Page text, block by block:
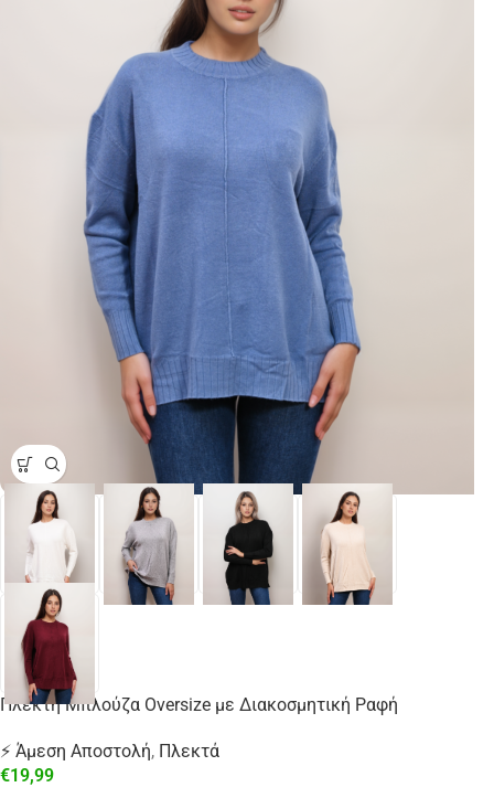
Πλεκτή Μπλούζα Oversize με Διακοσμητική Ραφή
⚡ Άμεση Αποστολή, Πλεκτά
€19,99